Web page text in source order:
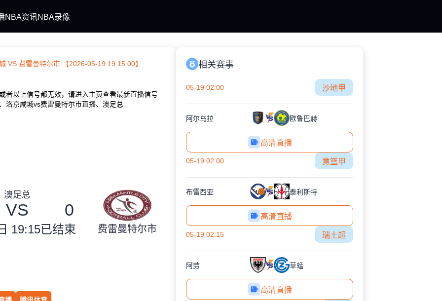
NBA资讯NBA录像
VS 费雷曼特尔市 【2026-05-19 19:15:00】
者以上信号都无效，请进入主页查看最新直播信号
洛京咸城vs费雷曼特尔市直播、澳足总
澳足总
VS 0
19:15已结束 费雷曼特尔市
相关赛事
05-19 02:00 沙地甲
阿尔乌拉 欧鲁巴赫
高清直播
05-19 02:00 意篮甲
布雷西亚 泰利斯特
高清直播
05-19 02:15 瑞士超
阿劳 草蜢
高清直播